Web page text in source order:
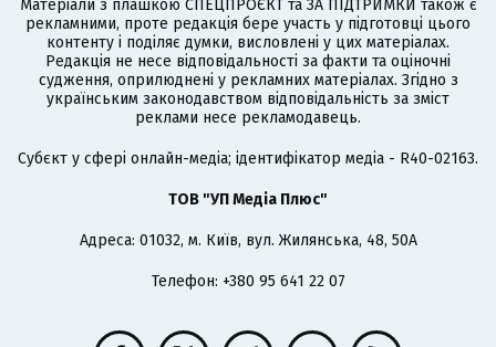
Матеріали з плашкою СПЕЦПРОЄКТ та ЗА ПІДТРИМКИ також є
рекламними, проте редакція бере участь у підготовці цього
контенту і поділяє думки, висловлені у цих матеріалах.
Редакція не несе відповідальності за факти та оціночні
судження, оприлюднені у рекламних матеріалах. Згідно з
українським законодавством відповідальність за зміст
реклами несе рекламодавець.
Cубєкт у сфері онлайн-медіа; ідентифікатор медіа - R40-02163.
ТОВ "УП Медіа Плюс"
Адреса: 01032, м. Київ, вул. Жилянська, 48, 50А
Телефон: +380 95 641 22 07